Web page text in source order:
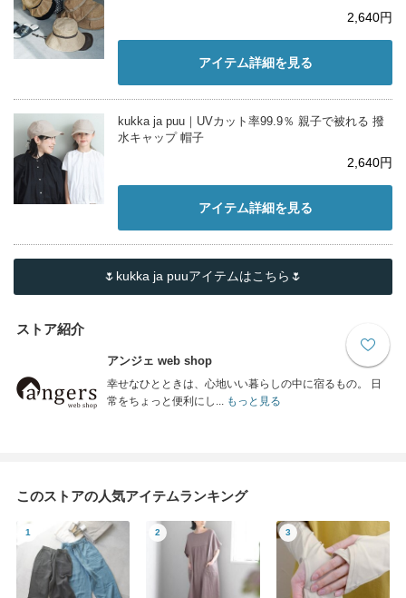
2,640円
アイテム詳細を見る
kukka ja puu｜UVカット率99.9％ 親子で被れる 撥
水キャップ 帽子
2,640円
アイテム詳細を見る
🌷kukka ja puuアイテムはこちら🌷
ストア紹介
アンジェ web shop
幸せなひとときは、心地いい暮らしの中に宿るもの。 日
常をちょっと便利にし...
もっと見る
このストアの人気アイテムランキング